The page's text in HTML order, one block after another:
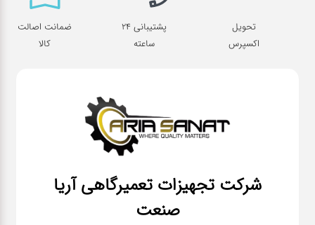
تحویل
اکسپرس
پشتیبانی 24
ساعته
ضمانت اصالت
کالا
شرکت تجهیزات تعمیرگاهی آریا
صنعت